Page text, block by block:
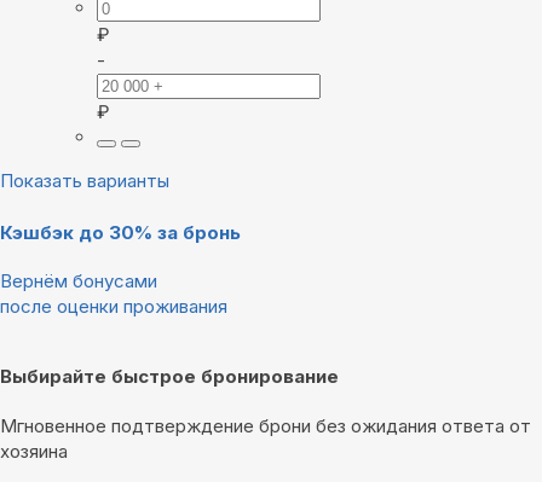
₽
-
₽
Показать варианты
Кэшбэк до 30% за бронь
Вернём бонусами
после оценки проживания
Выбирайте быстрое бронирование
Мгновенное подтверждение брони без ожидания ответа от
хозяина